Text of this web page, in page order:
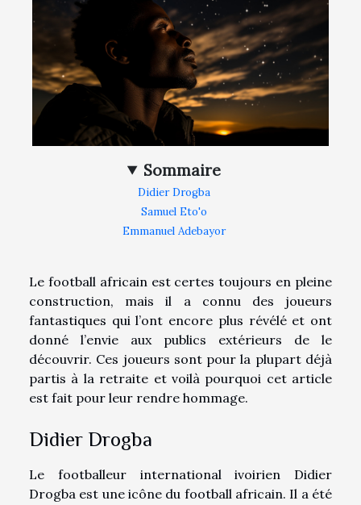
Sommaire
Didier Drogba
Samuel Eto'o
Emmanuel Adebayor
Le football africain est certes toujours en pleine
construction, mais il a connu des joueurs
fantastiques qui l’ont encore plus révélé et ont
donné l’envie aux publics extérieurs de le
découvrir. Ces joueurs sont pour la plupart déjà
partis à la retraite et voilà pourquoi cet article
est fait pour leur rendre hommage.
Didier Drogba
Le footballeur international ivoirien Didier
Drogba est une icône du football africain. Il a été